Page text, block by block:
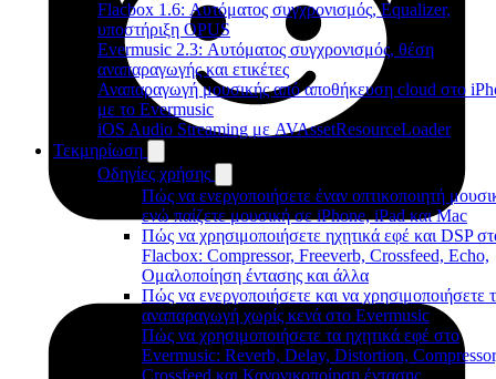
Flacbox 1.6: Αυτόματος συγχρονισμός, Equalizer,
υποστήριξη OPUS
Evermusic 2.3: Αυτόματος συγχρονισμός, θέση
αναπαραγωγής και ετικέτες
Αναπαραγωγή μουσικής από αποθήκευση cloud στο
με το Evermusic
iOS Audio Streaming με AVAssetResourceLoader
Τεκμηρίωση
Οδηγίες χρήσης
Πώς να ενεργοποιήσετε έναν οπτικοποιητή
ενώ παίζετε μουσική σε iPhone, iPad και Mac
Πώς να χρησιμοποιήσετε ηχητικά εφέ και DSP
Flacbox: Compressor, Freeverb, Crossfeed, Echo,
Ομαλοποίηση έντασης και άλλα
Πώς να ενεργοποιήσετε και να χρησιμοποιήσετε
αναπαραγωγή χωρίς κενά στο Evermusic
Πώς να χρησιμοποιήσετε τα ηχητικά εφέ στο
Evermusic: Reverb, Delay, Distortion,
Crossfeed και Κανονικοποίηση έντασης